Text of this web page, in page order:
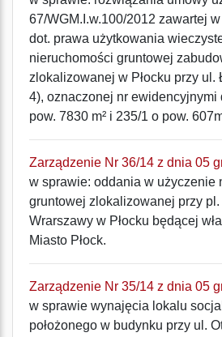
67/WGM.I.w.100/2012 zawartej
dot. prawa użytkowania
nieruchomości gruntowej
zlokalizowanej w Płocku przy ul.
4), oznaczonej nr ewidencyjnymi
pow. 7830 m² i 235/1 o pow.
Zarządzenie Nr 36/14 z dnia 05
w sprawie: oddania w użyczenie
gruntowej zlokalizowanej przy
Wrarszawy w Płocku będącej
Miasto Płock.
Zarządzenie Nr 35/14 z dnia 05
w sprawie wynajęcia lokalu
położonego w budynku przy ul.